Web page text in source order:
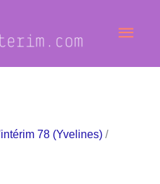
78 (Yvelines) /